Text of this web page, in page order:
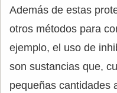
Además de estas
otros métodos para
ejemplo, el uso de
son sustancias que,
pequeñas cantidades